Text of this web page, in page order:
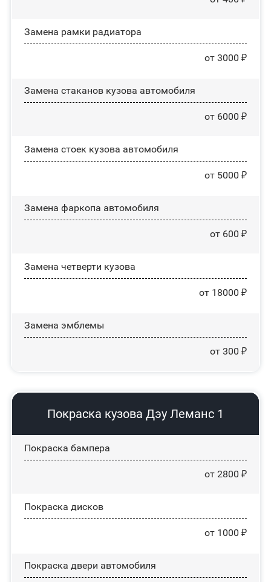
Замена рамки радиатора
от 3000 ₽
Замена стаканов кузова автомобиля
от 6000 ₽
Замена стоек кузова автомобиля
от 5000 ₽
Замена фаркопа автомобиля
от 600 ₽
Замена четверти кузова
от 18000 ₽
Замена эмблемы
от 300 ₽
Покраска кузова Дэу Леманс 1
Покраска бампера
от 2800 ₽
Покраска дисков
от 1000 ₽
Покраска двери автомобиля